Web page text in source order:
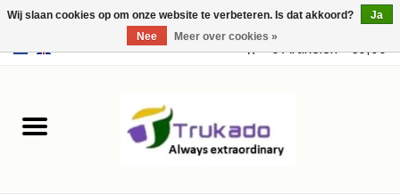
USD 0 Artikelen - €0,00
Leer
Wij slaan cookies op om onze website te verbeteren. Is dat akkoord?
Ja
Nee
Meer over cookies »